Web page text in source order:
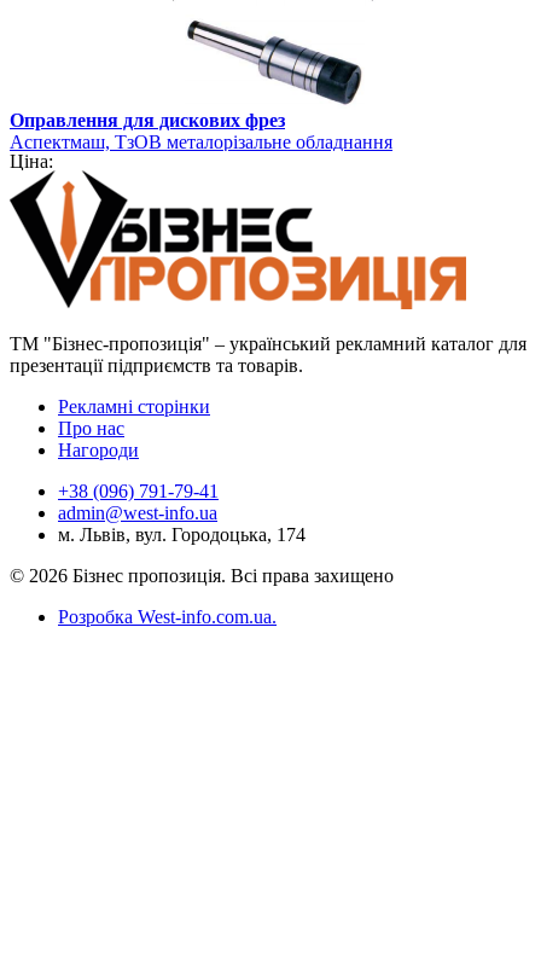
Оправлення для дискових фрез
Аспектмаш, ТзОВ металорізальне обладнання
Ціна:
ТМ "Бізнес-пропозиція" – український рекламний каталог для
презентації підприємств та товарів.
Рекламні сторінки
Про нас
Нагороди
+38 (096) 791-79-41
admin@west-info.ua
м. Львів, вул. Городоцька, 174
© 2026 Бізнес пропозиція. Всі права захищено
Розробка West-info.com.ua.